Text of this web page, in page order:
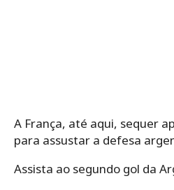
A França, até aqui, sequer
para assustar a defesa
Assista ao segundo gol da